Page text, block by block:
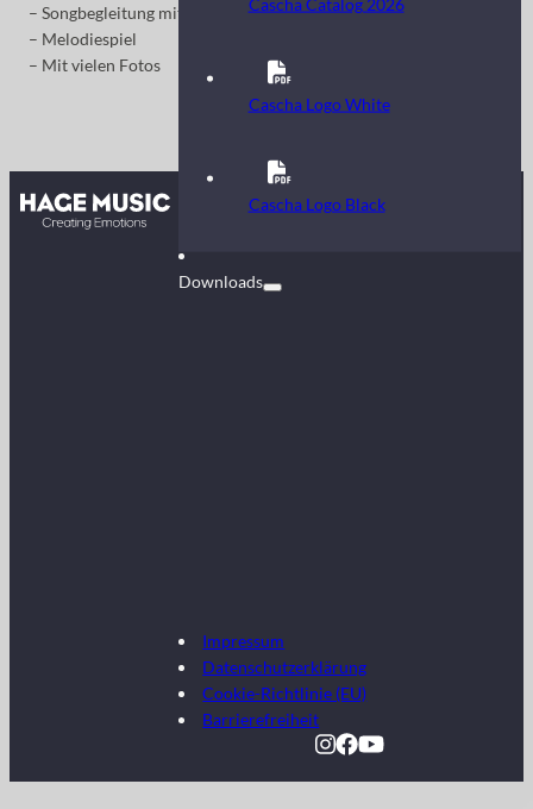
– Songbegleitung mit einfachen Akkorden
– Melodiespiel
– Mit vielen Fotos
Kontakt
Downloads
Cascha Logo White
Cascha Logo Black
Impressum
Datenschutzerklärung
Cookie-Richtlinie (EU)
Barrierefreiheit